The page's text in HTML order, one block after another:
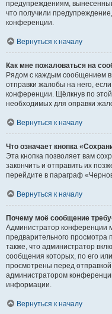
предупреждениям,
что получили
конференции.
Вернуться к началу
Как мне пожаловаться на
Рядом с каждым сообщением
отправки жалобы на него,
конференции. Щёлкнув по
необходимых для оправки
Вернуться к началу
Что означает кнопка
Эта кнопка позволяет вам
закончить и отправить их
перейдите в параграф
Вернуться к началу
Почему моё сообщение
Администратор конференции
предварительного
также, что администратор
сообщения которых, по его
просмотрены перед
администратором
информации.
Вернуться к началу